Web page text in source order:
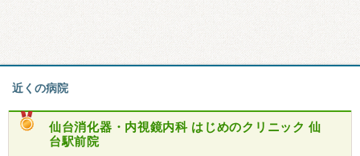
近くの病院
仙台消化器・内視鏡内科 はじめのクリニック 仙
台駅前院